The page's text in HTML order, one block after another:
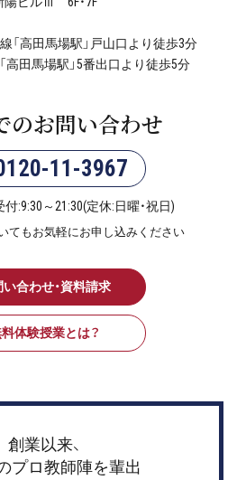
「高田馬場駅」戸山口より徒歩3分
高田馬場駅」5番出口より徒歩5分
のお問い合わせ
11-3967
付:9:30～21:30(定休:日曜・祝日)
てもお気軽にお申し込みください
い合わせ・資料請求
体験授業とは？
創業以来、
プロ教師陣を輩出